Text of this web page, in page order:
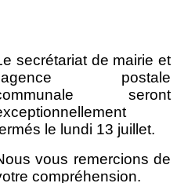
secrétariat de mairie et
postale
seront
le lundi 13 juillet.
vous remercions de
compréhension.